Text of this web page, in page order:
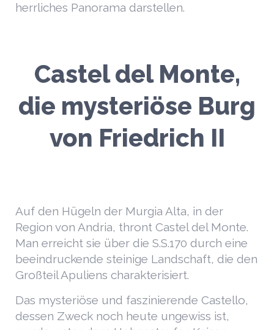
herrliches Panorama darstellen.
Castel del Monte,
die mysteriöse Burg
von Friedrich II
Auf den Hügeln der Murgia Alta, in der
Region von Andria, thront Castel del Monte.
Man erreicht sie über die S.S.170 durch eine
beeindruckende steinige Landschaft, die den
Großteil Apuliens charakterisiert.
Das mysteriöse und faszinierende Castello,
dessen Zweck noch heute ungewiss ist,